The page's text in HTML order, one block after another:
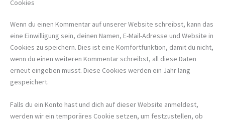
Cookies
Wenn du einen Kommentar auf unserer Website schreibst, kann das
eine Einwilligung sein, deinen Namen, E-Mail-Adresse und Website in
Cookies zu speichern. Dies ist eine Komfortfunktion, damit du nicht,
wenn du einen weiteren Kommentar schreibst, all diese Daten
erneut eingeben musst. Diese Cookies werden ein Jahr lang
gespeichert.
Falls du ein Konto hast und dich auf dieser Website anmeldest,
werden wir ein temporäres Cookie setzen, um festzustellen, ob